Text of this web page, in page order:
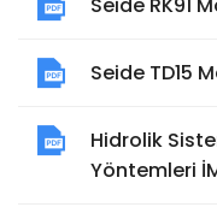
Seide TD15
Hidrolik
Yöntemleri